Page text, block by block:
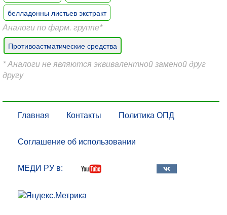
белладонны листьев экстракт
Аналоги по фарм. группе*
Противоастматические средства
* Аналоги не являются эквивалентной заменой друг
другу
Главная Контакты Политика ОПД
Соглашение об использовании
МЕДИ РУ в: